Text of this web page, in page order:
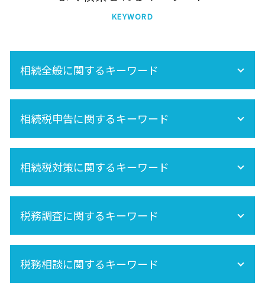
KEYWORD
相続全般に関するキーワード
相続税 不動産
未成年 相続
再婚 相続
相続分
相続 不動産登記
相続 養子
保険金 相続
空き家 対策 特別措置法
遺産相続 所得税
相続税申告に関するキーワード
相続手続きの流れ
相続税申告
準確定申告 必要書類
準確定申告 書き方
相続税対策に関するキーワード
生命保険 相続税
相続税 計算
相続税 非課税
相続税 土地
税務調査に関するキーワード
相続税 税務調査 いくら 以上
相続税 税務調査 どこまで調べる
税務相談に関するキーワード